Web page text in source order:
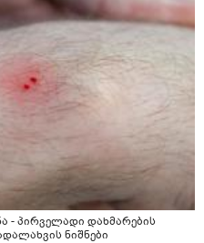
- პირველადი დახმარების
ნიშნები